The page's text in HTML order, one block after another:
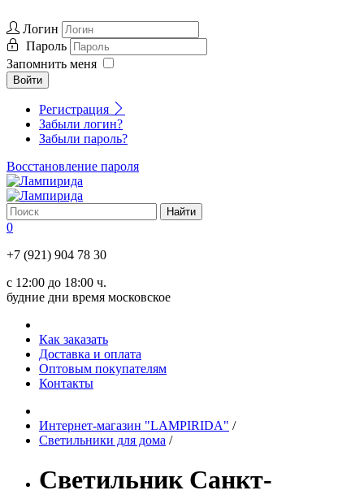
Логин
Пароль
Запомнить меня
Войти
Регистрация
Забыли логин?
Забыли пароль?
Восстановление пароля
0
+7 (921) 904 78 30
с 12:00 до 18:00 ч.
будние дни время московское
Как заказать
Доставка и оплата
Оптовым покупателям
Контакты
Интернет-магазин "LAMPIRIDA" /
Светильники для дома /
Светильник Санкт-